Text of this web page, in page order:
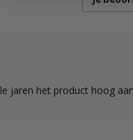
jaren het product hoog